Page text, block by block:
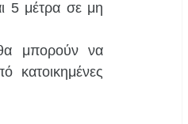
5 μέτρα σε μη
μπορούν να
κατοικημένες